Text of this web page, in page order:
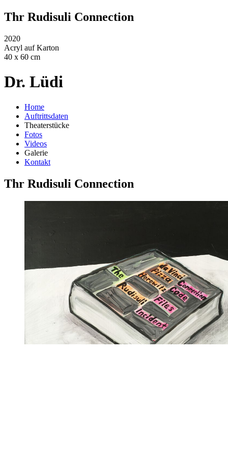
Thr Rudisuli Connection
2020
Acryl auf Karton
40 x 60 cm
Dr. Lüdi
Home
Auftrittsdaten
Theaterstücke
Fotos
Videos
Galerie
Kontakt
Thr Rudisuli Connection